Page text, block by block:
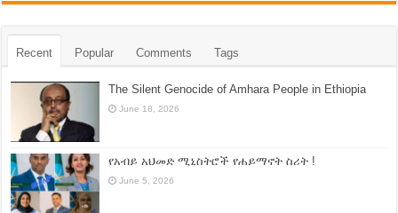
Recent Popular Comments Tags
The Silent Genocide of Amhara People in Ethiopia
June 18, 2026
የአብይ አህመድ ሚኒስትሮች የሐይማኖት ስሪት !
June 5, 2026